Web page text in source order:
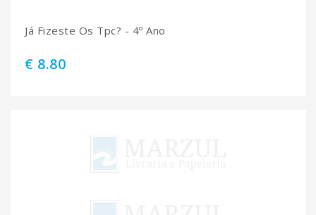
Já Fizeste Os Tpc? - 4º Ano
€ 8.80